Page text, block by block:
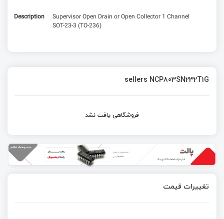
Description
Supervisor Open Drain or Open Collector 1 Channel
SOT-23-3 (TO-236)
sellers NCP803SN232T1G
فروشگاهی یافت نشد
تغییرات قیمت